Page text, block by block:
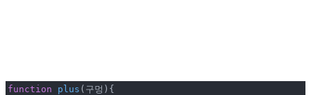
function plus ( 구멍 ) {